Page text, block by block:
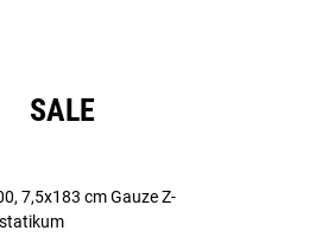
SALE